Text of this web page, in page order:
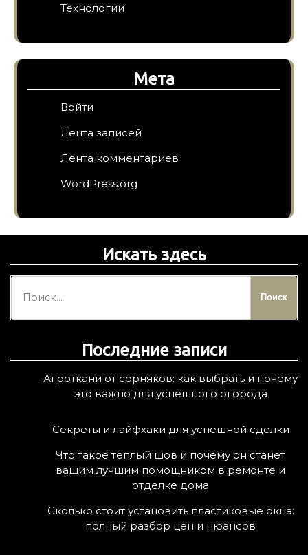
Технологии
Мета
Войти
Лента записей
Лента комментариев
WordPress.org
Искать здесь
й
Последние записи
Агроткани от сорняков: как выбрать и почему
это важно для успешного огорода
Секреты и лайфхаки для успешной сделки
Что такое теплый шов и почему он станет
вашим лучшим помощником в ремонте и
отделке дома
Сколько стоит установить пластиковые окна:
полный разбор цен и нюансов